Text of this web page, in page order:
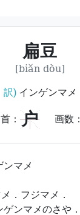
扁豆
[biǎn dòu]
訳)インゲンマメ
： 户 画数：
ンマメ
．フジマメ．
ゲンマメのさや．